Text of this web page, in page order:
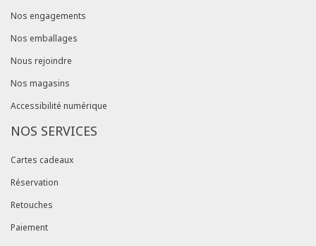
Nos engagements
Nos emballages
Nous rejoindre
Nos magasins
Accessibilité numérique
NOS SERVICES
Cartes cadeaux
Réservation
Retouches
Paiement